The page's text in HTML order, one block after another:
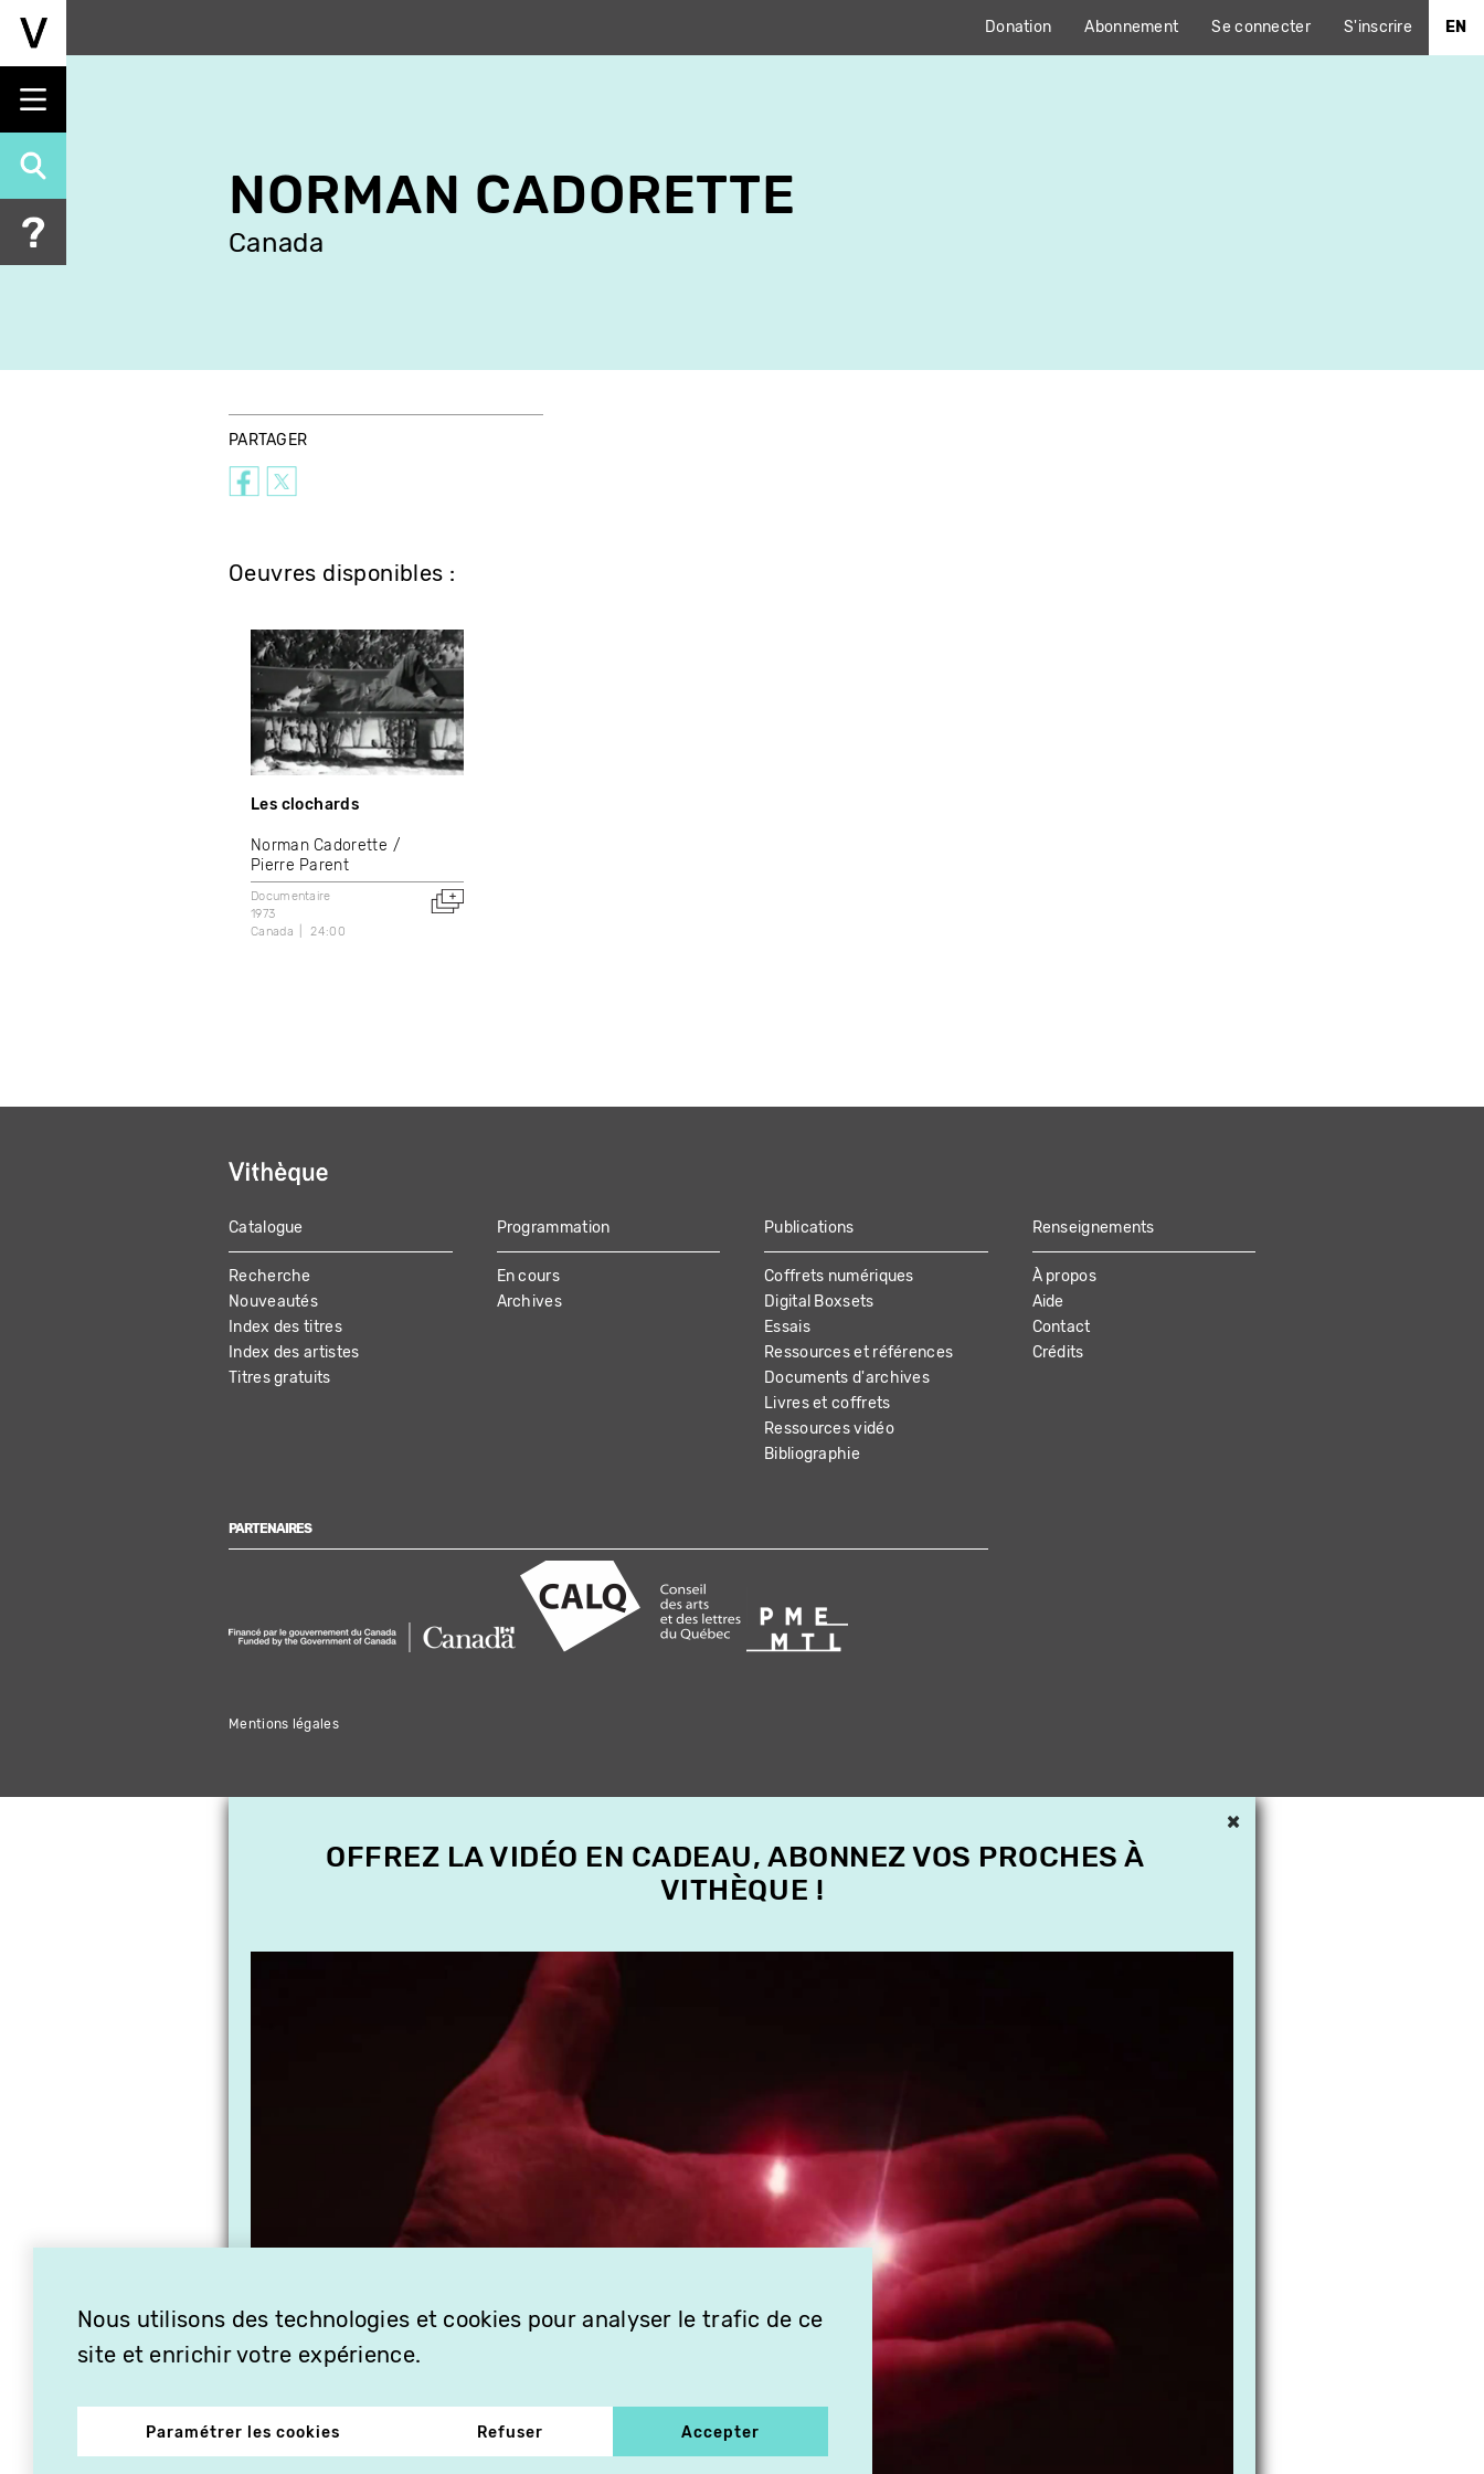
Aller
principal
Donation Abonnement Se connecter S'inscrire EN
NORMAN CADORETTE
Canada
PARTAGER
Oeuvres disponibles :
Les clochards
Norman Cadorette
Pierre Parent
Documentaire
1973
Canada
24:00
MAIN
NAVIGATION
Catalogue
Recherche
Nouveautés
Index des titres
Index des artistes
Titres gratuits
Programmation
En cours
Archives
Publications
Coffrets numériques
Digital Boxsets
Essais
Ressources et références
Documents d'archives
Livres et coffrets
Ressources vidéo
Bibliographie
Renseignements
À propos
Aide
Contact
Crédits
PARTENAIRES
Mentions légales
Nous utilisons des technologies et cookies pour analyser le trafic de ce
site et enrichir votre expérience.
Paramétrer les cookies Refuser Accepter
×
OFFREZ LA VIDÉO EN CADEAU, ABONNEZ VOS PROCHES À
VITHÈQUE !